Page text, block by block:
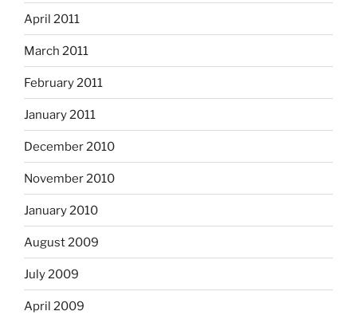
April 2011
March 2011
February 2011
January 2011
December 2010
November 2010
January 2010
August 2009
July 2009
April 2009